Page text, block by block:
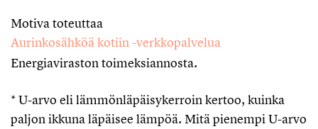
Motiva toteuttaa
Aurinkosähköä kotiin -verkkopalvelua
Energiaviraston toimeksiannosta.
* U-arvo eli lämmönläpäisykerroin kertoo, kuinka
paljon ikkuna läpäisee lämpöä. Mitä pienempi U-arvo